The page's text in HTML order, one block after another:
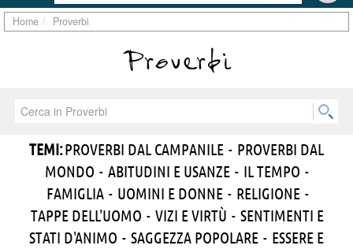
Home Proverbi
Proverbi
TEMI:PROVERBI DAL CAMPANILE - PROVERBI DAL
MONDO - ABITUDINI E USANZE - IL TEMPO -
FAMIGLIA - UOMINI E DONNE - RELIGIONE -
TAPPE DELL'UOMO - VIZI E VIRTÙ - SENTIMENTI E
STATI D'ANIMO - SAGGEZZA POPOLARE - ESSERE E